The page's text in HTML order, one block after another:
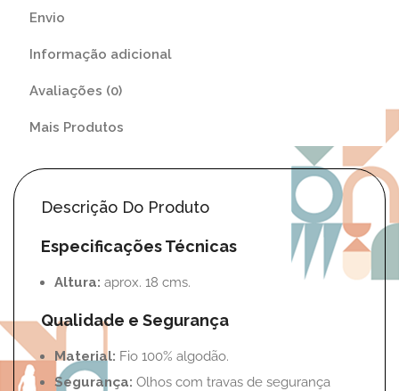
Envio
Informação adicional
Avaliações (0)
Mais Produtos
Descrição Do Produto
Especificações Técnicas
Altura: aprox. 18 cms.
Qualidade e Segurança
Material: Fio 100% algodão.
Segurança: Olhos com travas de segurança